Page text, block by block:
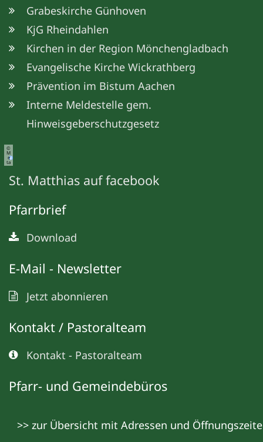
Grabeskirche Günhoven
KjG Rheindahlen
Kirchen in der Region Mönchengladbach
Evangelische Kirche Wickrathberg
Prävention im Bistum Aachen
Interne Meldestelle gem.
Hinweisgeberschutzgesetz
©
M
e
ta
St. Matthias auf facebook
Pfarrbrief
Download
E-Mail - Newsletter
Jetzt abonnieren
Kontakt / Pastoralteam
Kontakt - Pastoralteam
Pfarr- und Gemeindebüros
>> zur Übersicht mit Adressen und